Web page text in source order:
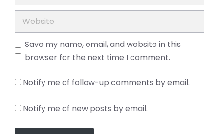
Website
Save my name, email, and website in this
browser for the next time I comment.
Notify me of follow-up comments by email.
Notify me of new posts by email.